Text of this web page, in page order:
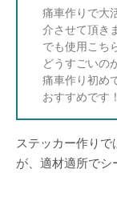
痛車作りで大
介させて頂き
でも使用こち
どうすごいの
痛車作り初め
おすすめです！
ステッカー作り
が、適材適所でシ